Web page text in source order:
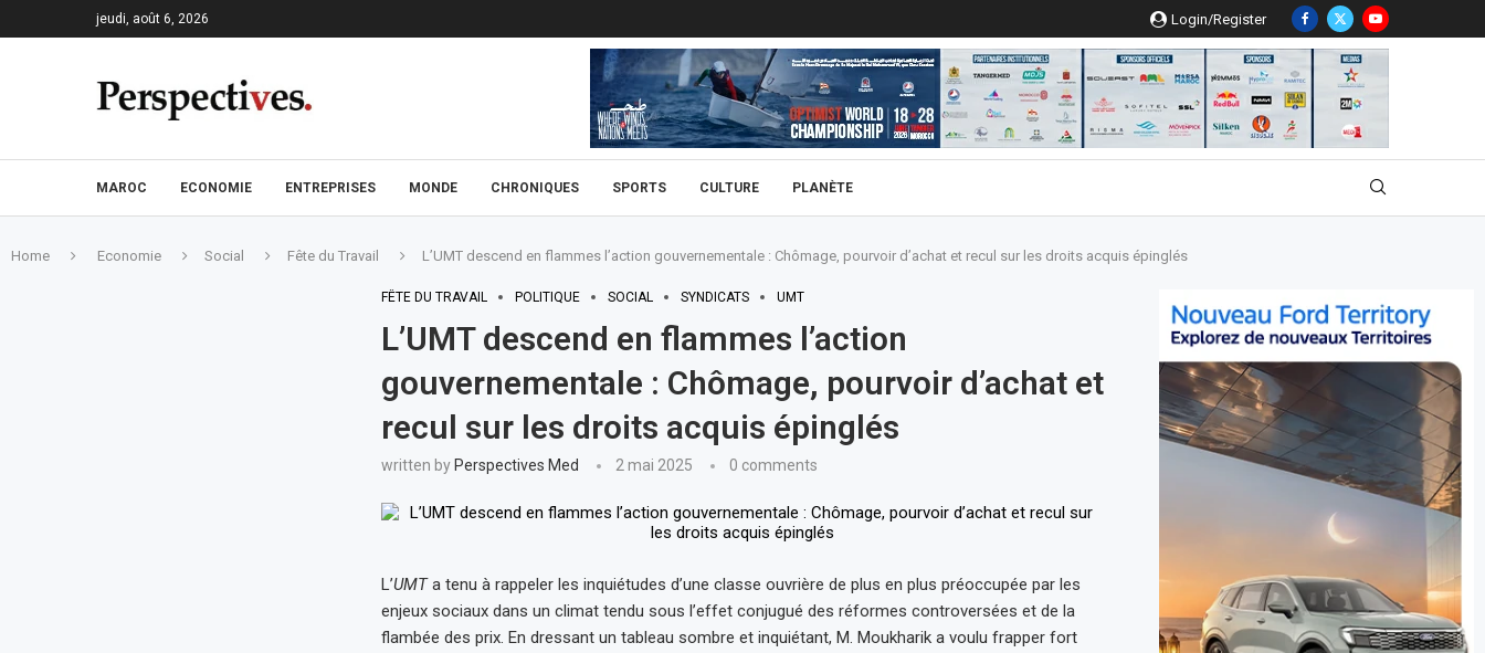
jeudi, août 6, 2026 Login/Register
MAROC ECONOMIE ENTREPRISES MONDE CHRONIQUES SPORTS CULTURE PLANÈTE
Home Economie Social Fête du Travail L’UMT descend en flammes l’action gouvernementale : Chômage, pourvoir d’achat et recul sur les droits acquis épinglés
FÊTE DU TRAVAIL POLITIQUE SOCIAL SYNDICATS UMT
L’UMT descend en flammes l’action
gouvernementale : Chômage, pourvoir d’achat et
recul sur les droits acquis épinglés
written by Perspectives Med 2 mai 2025 0 comments
L’UMTa tenu à rappeler les inquiétudes d’une classe ouvrière de plus en plus préoccupée par les
enjeux sociaux dans un climat tendu sous l’effet conjugué des réformes controversées et de la
flambée des prix. En dressant un tableau sombre et inquiétant, M. Moukharik a voulu frapper fort